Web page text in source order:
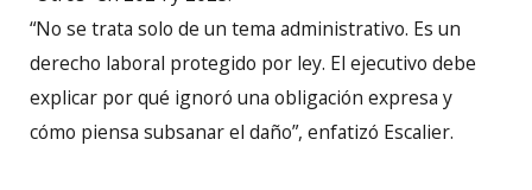
“No se trata solo de un tema administrativo. Es un
derecho laboral protegido por ley. El ejecutivo debe
explicar por qué ignoró una obligación expresa y
cómo piensa subsanar el daño”, enfatizó Escalier.